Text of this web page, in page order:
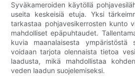
Syväkameroiden käytöllä
useita keskeisiä etuja. Yksi
tarkastaa pohjavesikerrosten kunto
mahdolliset epäpuhtaudet.
kuvia maanalaisesta ympäristöstä
voidaan tarjota olennaista tietoa
laadusta, mikä mahdollistaa
veden laadun suojelemiseksi.